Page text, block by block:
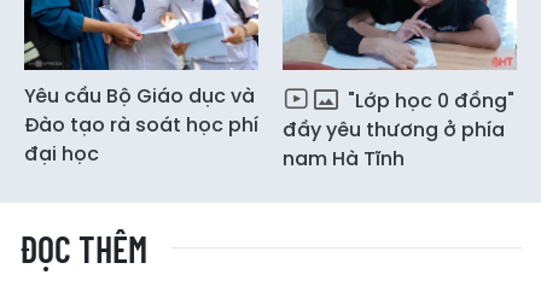
Yêu cầu Bộ Giáo dục và
Đào tạo rà soát học phí
đại học
"Lớp học 0 đồng"
đầy yêu thương ở phía
nam Hà Tĩnh
ĐỌC THÊM